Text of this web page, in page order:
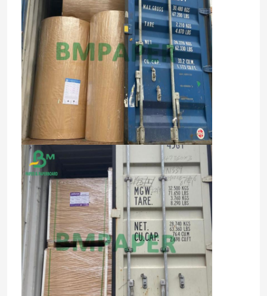
Produkty
O nas
Wycieczka po fabryce
Kontrola jakości
Skontaktuj się z nami
Aktualności
Wszystkie przypadki
Papier do plotera CAD